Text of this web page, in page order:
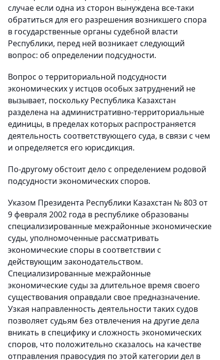
случае если одна из сторон вынуждена все-таки
обратиться для его разрешения возникшего спора
в государственные органы судебной власти
Республики, перед ней возникает следующий
вопрос: об определении подсудности.
Вопрос о территориальной подсудности
экономических у истцов особых затруднений не
вызывает, поскольку Республика Казахстан
разделена на административно-территориальные
единицы, в пределах которых распространяется
деятельность соответствующего суда, в связи с чем
и определяется его юрисдикция.
По-другому обстоит дело с определением родовой
подсудности экономических споров.
Указом Президента Республики Казахстан № 803 от
9 февраля 2002 года в республике образованы
специализированные межрайонные экономические
суды, уполномоченные рассматривать
экономические споры в соответствии с
действующим законодательством.
Специализированные межрайонные
экономические суды за длительное время своего
существования оправдали свое предназначение.
Узкая направленность деятельности таких судов
позволяет судьям без отвлечения на другие дела
вникать в специфику и сложность экономических
споров, что положительно сказалось на качестве
отправления правосудия по этой категории дел в